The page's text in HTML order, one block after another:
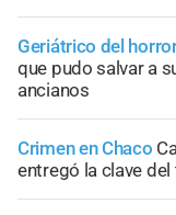
Geriátrico del
que pudo salvar a
ancianos
Crimen en Chaco
entregó la clave